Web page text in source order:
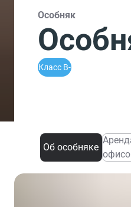
Особняк
Класс B-
Об особняке